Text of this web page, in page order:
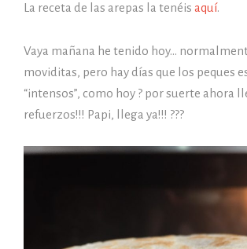
La receta de las arepas la tenéis aquí.
Vaya mañana he tenido hoy…
moviditas, pero hay días que los peques
“intensos”, como hoy ? por suerte ahora
refuerzos!!! Papi, llega ya!!! ???